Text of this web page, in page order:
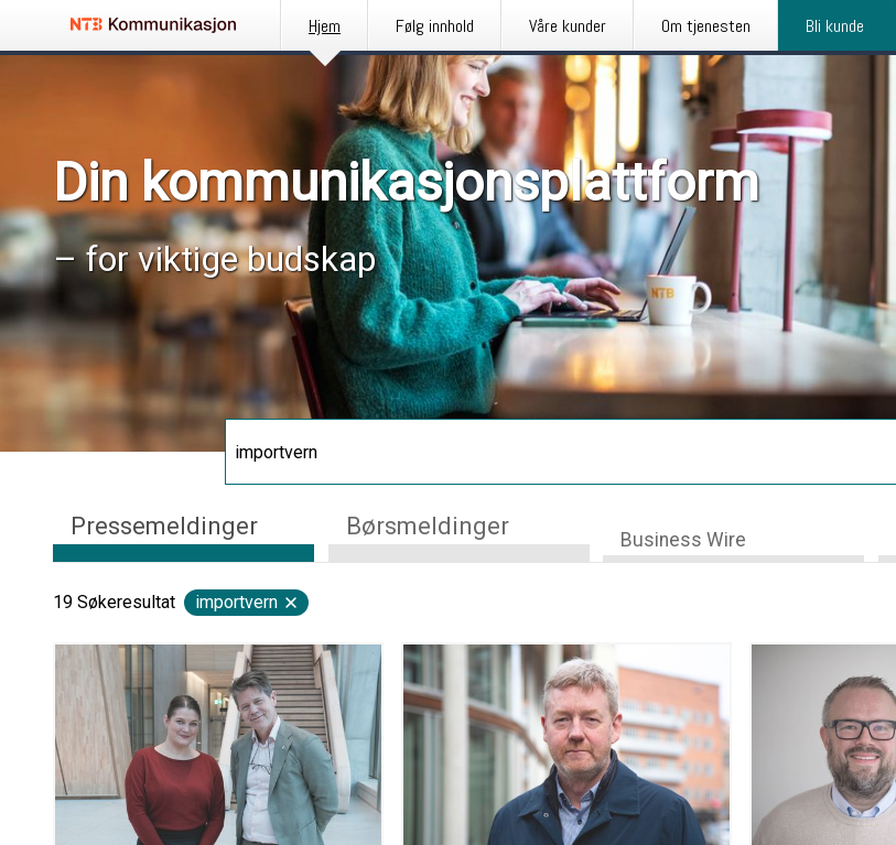
Hjem Følg innhold Våre kunder Om tjenesten Bli kunde
Din kommunikasjonsplattform
– for viktige budskap
Pressemeldinger Børsmeldinger Business Wire
19 Søkeresultat importvern